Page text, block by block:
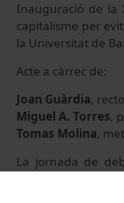
Inauguració de la
capitalisme per
la Universitat de
Acte a càrrec de:
Joan Guàrdia,
Miguel A. Torres,
Tomas Molina,
La jornada de